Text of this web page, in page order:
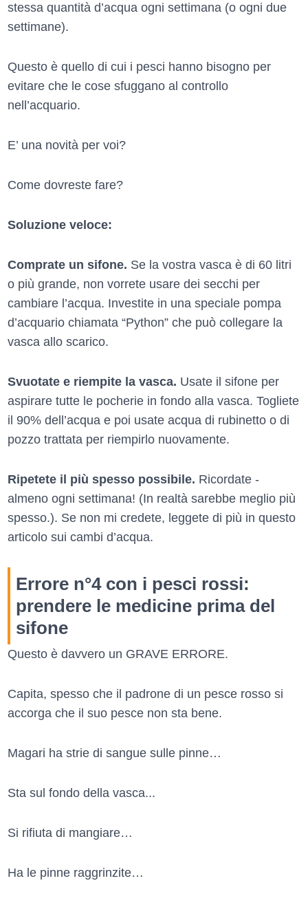
stessa quantità d’acqua ogni settimana (o ogni due
settimane).
Questo è quello di cui i pesci hanno bisogno per
evitare che le cose sfuggano al controllo
nell’acquario.
E’ una novità per voi?
Come dovreste fare?
Soluzione veloce:
Comprate un sifone. Se la vostra vasca è di 60 litri
o più grande, non vorrete usare dei secchi per
cambiare l’acqua. Investite in una speciale pompa
d’acquario chiamata “Python” che può collegare la
vasca allo scarico.
Svuotate e riempite la vasca. Usate il sifone per
aspirare tutte le pocherie in fondo alla vasca. Togliete
il 90% dell’acqua e poi usate acqua di rubinetto o di
pozzo trattata per riempirlo nuovamente.
Ripetete il più spesso possibile. Ricordate -
almeno ogni settimana! (In realtà sarebbe meglio più
spesso.). Se non mi credete, leggete di più in questo
articolo sui cambi d’acqua.
Errore n°4 con i pesci rossi:
prendere le medicine prima del
sifone
Questo è davvero un GRAVE ERRORE.
Capita, spesso che il padrone di un pesce rosso si
accorga che il suo pesce non sta bene.
Magari ha strie di sangue sulle pinne…
Sta sul fondo della vasca...
Si rifiuta di mangiare…
Ha le pinne raggrinzite…